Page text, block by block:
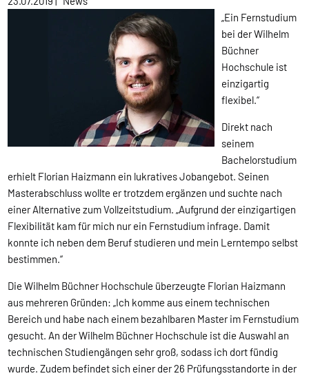
„Ein Fernstudium
bei der Wilhelm
Büchner
Hochschule ist
einzigartig
flexibel.“
Direkt nach
seinem
Bachelorstudium
erhielt Florian Haizmann ein lukratives Jobangebot. Seinen
Masterabschluss wollte er trotzdem ergänzen und suchte nach
einer Alternative zum Vollzeitstudium. „Aufgrund der einzigartigen
Flexibilität kam für mich nur ein Fernstudium infrage. Damit
konnte ich neben dem Beruf studieren und mein Lerntempo selbst
bestimmen.“
Die Wilhelm Büchner Hochschule überzeugte Florian Haizmann
aus mehreren Gründen: „Ich komme aus einem technischen
Bereich und habe nach einem bezahlbaren Master im Fernstudium
gesucht. An der Wilhelm Büchner Hochschule ist die Auswahl an
technischen Studiengängen sehr groß, sodass ich dort fündig
wurde. Zudem befindet sich einer der 26 Prüfungsstandorte in der